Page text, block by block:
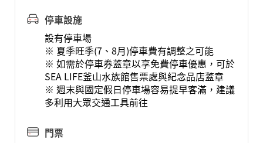
停車設施
設有停車場
※ 夏季旺季(7、8月)停車費有調整之可能
※ 如需於停車券蓋章以享免費停車優惠，可於
SEA LIFE釜山水族館售票處與紀念品店蓋章
※ 週末與國定假日停車場容易提早客滿，建議
多利用大眾交通工具前往
門票